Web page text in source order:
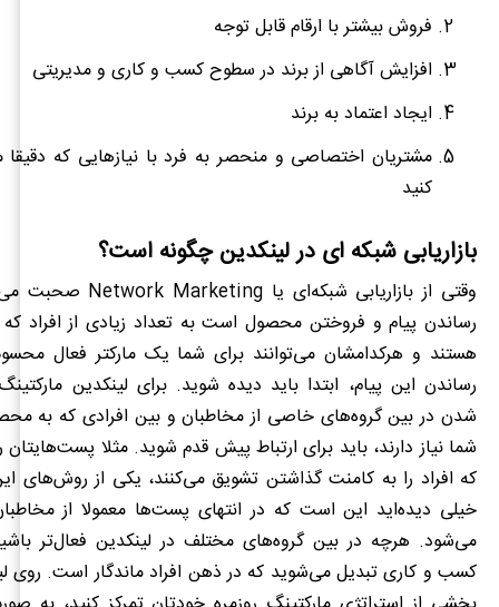
فروش بیشتر با ارقام قابل توجه
افزایش آگاهی از برند در سطوح کسب و کاری و مدیریتی
ایجاد اعتماد به برند
مشتریان اختصاصی و منحصر به فرد با نیازهایی که دقیقا
کنید
بازاریابی شبکه ای در لینکدین چگونه است؟
وقتی از بازاریابی شبکهای یا Network Marketing صحبت
رساندن پیام و فروختن محصول است به تعداد زیادی از افراد که
هستند و هرکدامشان می‌توانند برای شما یک مارکتر فعال
رساندن این پیام، ابتدا باید دیده شوید. برای لینکدین
شدن در بین گروه‌های خاصی از مخاطبان و بین افرادی که به
شما نیاز دارند، باید برای ارتباط پیش قدم شوید. مثلا پستهایتان
که افراد را به کامنت گذاشتن تشویق می‌کنند، یکی از روش‌های
خیلی دیدهاید این است که در انتهای پستها معمولا از
میشود. هرچه در بین گروه‌های مختلف در لینکدین فعال‌تر
کسب و کاری تبدیل می‌شوید که در ذهن افراد ماندگار است. روی